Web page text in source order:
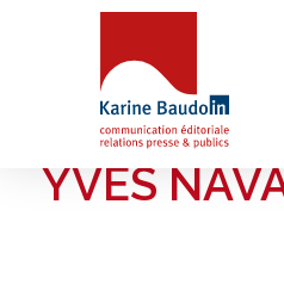
Karine Baudoin Relations Presse Montpellier
Yves Navarre
POSTS
YVES